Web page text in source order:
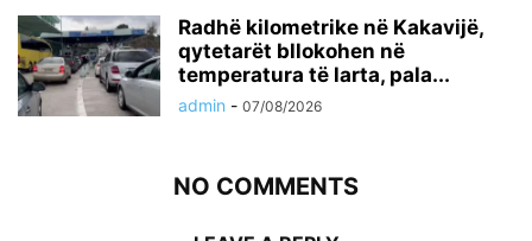
Radhë kilometrike në Kakavijë,
qytetarët bllokohen në
temperatura të larta, pala...
admin - 07/08/2026
NO COMMENTS